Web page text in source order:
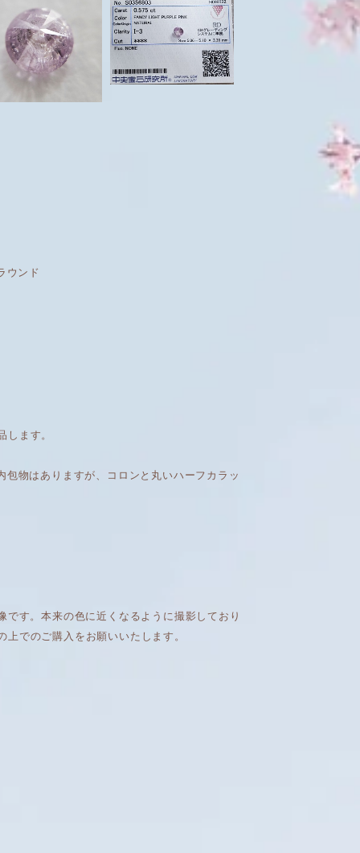
ウンド
ます。
物はありますが、コロンと丸いハーフカラッ
す。本来の色に近くなるように撮影しており
でのご購入をお願いいたします。